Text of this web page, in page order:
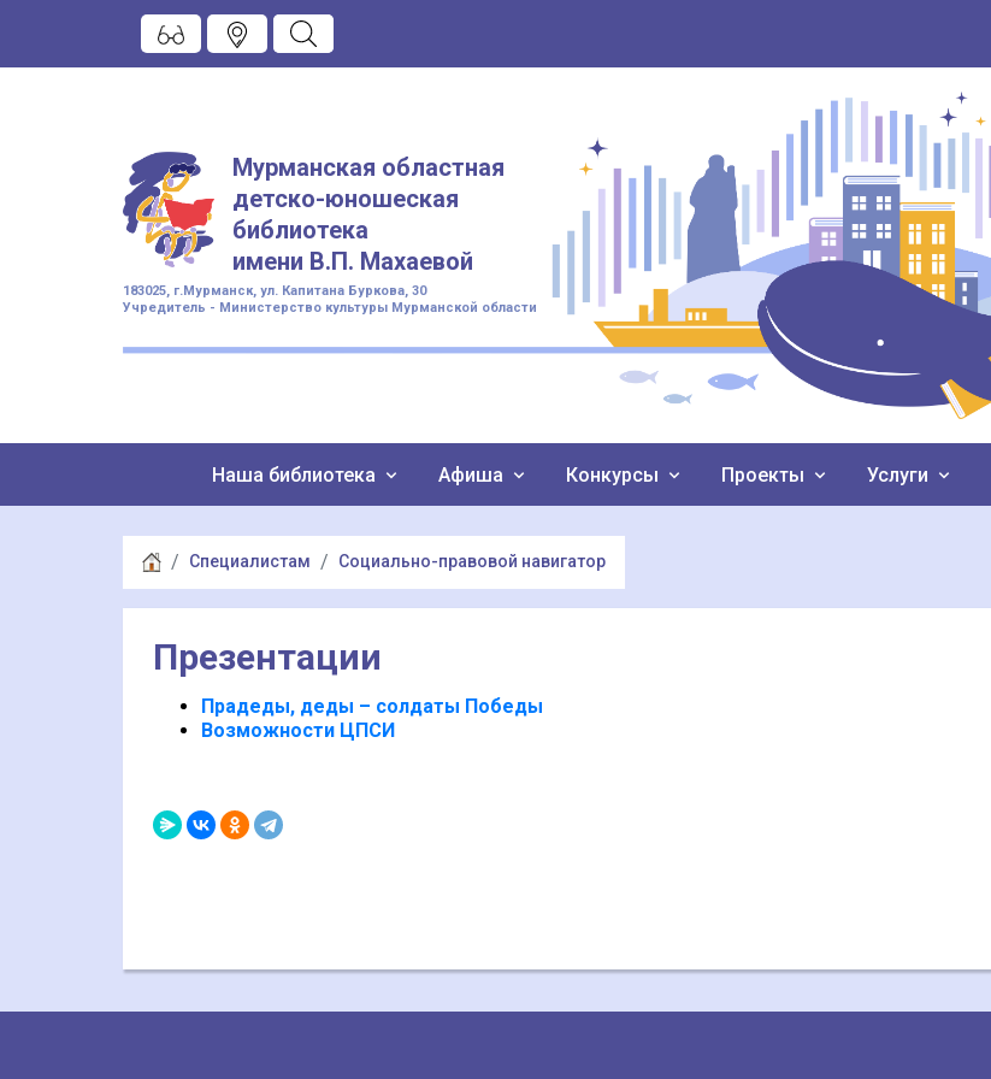
Мурманская областная
детско-юношеская
библиотека
имени В.П. Махаевой
183025, г.Мурманск, ул. Капитана Буркова, 30
Учредитель - Министерство культуры Мурманской области
Наша библиотека Афиша Конкурсы Проекты Услуги
Специалистам Социально-правовой навигатор
Презентации
Прадеды, деды – солдаты Победы
Возможности ЦПСИ